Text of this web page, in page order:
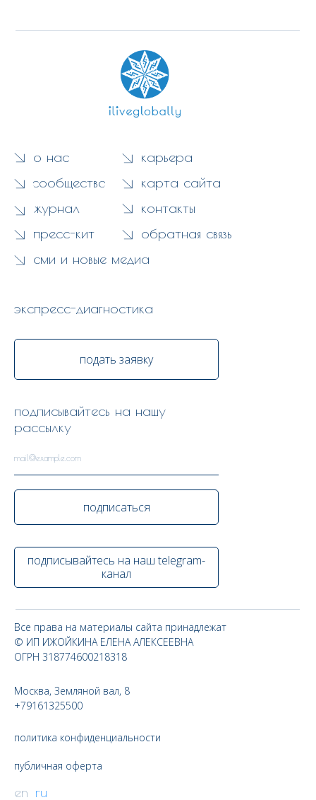
подписывайтесь на нашу
рассылку
подписаться
экспресс-диагностика
подать заявку
о нас
сообщество
журнал
пресс-кит
сми и новые медиа
карьера
карта сайта
контакты
подписывайтесь на наш telegram-
канал
обратная связь
политика конфиденциальности
en ru
Все права на материалы сайта принадлежат
© ИП ИЖОЙКИНА ЕЛЕНА АЛЕКСЕЕВНА
ОГРН 318774600218318
публичная оферта
Москва, Земляной вал, 8
+79161325500